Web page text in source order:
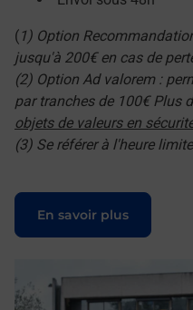
( 1) Option
jusqu'à 200€ en cas de
(2) Option Ad valorem :
par tranches de 100€ Plus
objets de valeurs en
(3) Se référer à l'heure
En savoir plus
Le lien s'ouvre dans un